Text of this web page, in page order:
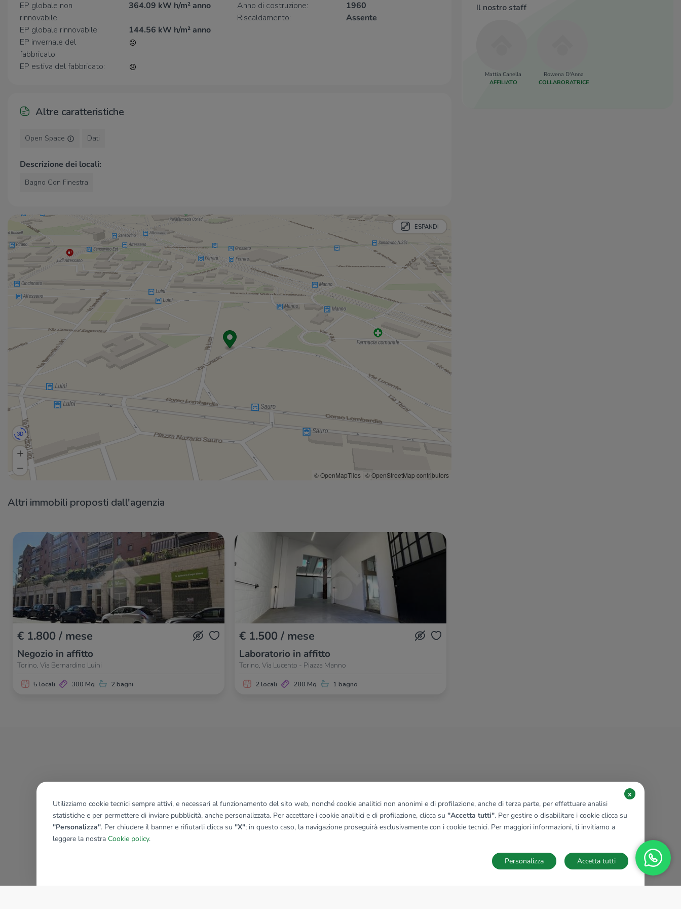
510 m
Banco Fresco - Torino
700 m
760 m
Negozi
El Pan d'na Volta
Negozi
RisparmioCasa
1,1 Km
Sapori del Palato
1,1 Km
Bar
1,8 Km
1,9 Km
IL Leone
Linopassamilvino
840 m
EP globale non
rinnovabile:
364.09 kW h/m² anno
EP globale rinnovabile:
144.56 kW h/m² anno
EP invernale del
fabbricato:
EP estiva del fabbricato:
Anno di costruzione:
1960
Riscaldamento:
Assente
Altre caratteristiche
Open Space Dati
Descrizione dei locali:
Bagno Con Finestra
ESPANDI
© OpenMapTiles | © OpenStreetMap contributors
Altri immobili proposti dall'agenzia
€ 1.800 / mese
Negozio in affitto
Torino, Via Bernardino Luini
5 locali 300 Mq 2 bagni
€ 1.500 / mese
Laboratorio in affitto
Torino, Via Lucento - Piazza Manno
2 locali 280 Mq 1 bagno
Il nostro staff
Mattia Canella
AFFILIATO
Rowena D'Anna
COLLABORATRICE
Utilizziamo cookie tecnici sempre attivi, e necessari al funzionamento del sito web, nonché cookie analitici non anonimi e di profilazione, anche di terza parte, per effettuare analisi
statistiche e per permettere di inviare pubblicità, anche personalizzata. Per accettare i cookie analitici e di profilazione, clicca su "Accetta tutti". Per gestire o disabilitare i cookie clicca su
"Personalizza". Per chiudere il banner e rifiutarli clicca su "X"; in questo caso, la navigazione proseguirà esclusivamente con i cookie tecnici. Per maggiori informazioni, ti invitiamo a
leggere la nostra Cookie policy.
x
Accetta tutti
Personalizza